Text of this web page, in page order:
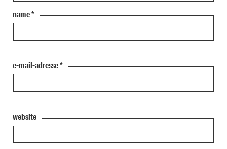
name*
e-mail-adresse*
website